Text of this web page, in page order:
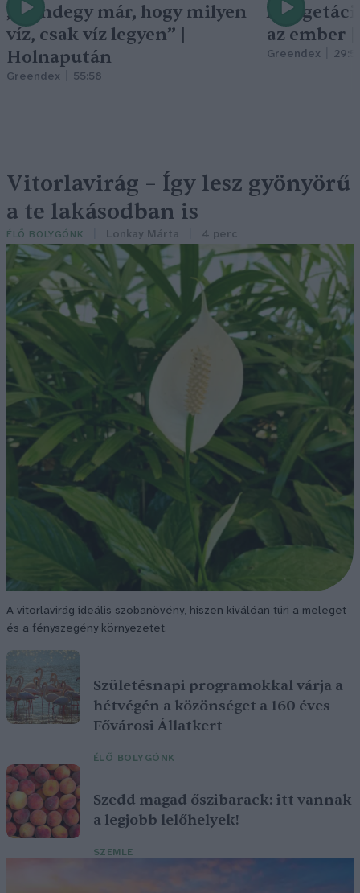
„Mindegy már, hogy milyen
víz, csak víz legyen” |
Holnapután
Greendex 55:58
A
az ember
Greendex
Vitorlavirág – Így lesz gyönyörű
a te lakásodban is
ÉLŐ BOLYGÓNK Lonkay Márta 4 perc
A vitorlavirág ideális szobanövény, hiszen kiválóan tűri a meleget
és a fényszegény környezetet.
Születésnapi programokkal várja a
hétvégén a közönséget a 160 éves
Fővárosi Állatkert
ÉLŐ BOLYGÓNK
Szedd magad őszibarack: itt vannak
a legjobb lelőhelyek!
SZEMLE